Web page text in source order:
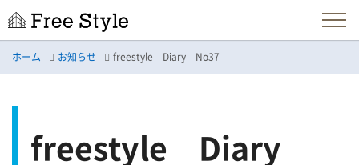
ホーム お知らせ freestyle Diary No37
freestyle Diary